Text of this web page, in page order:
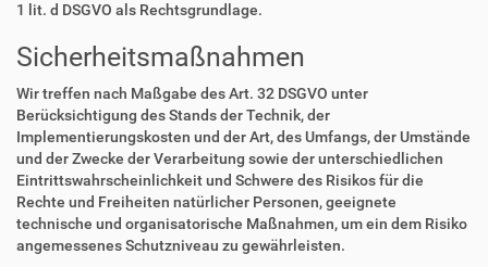
1 lit. d DSGVO als Rechtsgrundlage.
Sicherheitsmaßnahmen
Wir treffen nach Maßgabe des Art. 32 DSGVO unter
Berücksichtigung des Stands der Technik, der
Implementierungskosten und der Art, des Umfangs, der Umstände
und der Zwecke der Verarbeitung sowie der unterschiedlichen
Eintrittswahrscheinlichkeit und Schwere des Risikos für die
Rechte und Freiheiten natürlicher Personen, geeignete
technische und organisatorische Maßnahmen, um ein dem Risiko
angemessenes Schutzniveau zu gewährleisten.